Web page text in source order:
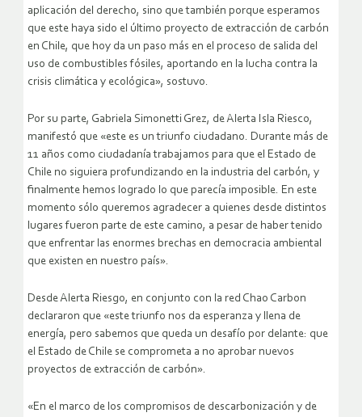
aplicación del derecho, sino que también porque esperamos
que este haya sido el último proyecto de extracción de carbón
en Chile, que hoy da un paso más en el proceso de salida del
uso de combustibles fósiles, aportando en la lucha contra la
crisis climática y ecológica», sostuvo.
Por su parte, Gabriela Simonetti Grez, de Alerta Isla Riesco,
manifestó que «este es un triunfo ciudadano. Durante más de
11 años como ciudadanía trabajamos para que el Estado de
Chile no siguiera profundizando en la industria del carbón, y
finalmente hemos logrado lo que parecía imposible. En este
momento sólo queremos agradecer a quienes desde distintos
lugares fueron parte de este camino, a pesar de haber tenido
que enfrentar las enormes brechas en democracia ambiental
que existen en nuestro país».
Desde Alerta Riesgo, en conjunto con la red Chao Carbon
declararon que «este triunfo nos da esperanza y llena de
energía, pero sabemos que queda un desafío por delante: que
el Estado de Chile se comprometa a no aprobar nuevos
proyectos de extracción de carbón».
«En el marco de los compromisos de descarbonización y de